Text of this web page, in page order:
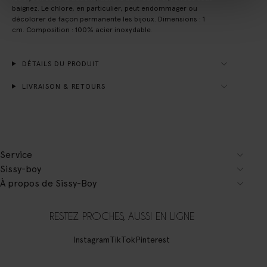
baignez. Le chlore, en particulier, peut endommager ou
décolorer de façon permanente les bijoux. Dimensions : 1
cm. Composition : 100% acier inoxydable.
DÉTAILS DU PRODUIT
LIVRAISON & RETOURS
Service
Sissy-boy
À propos de Sissy-Boy
RESTEZ PROCHES, AUSSI EN LIGNE
InstagramTikTokPinterest